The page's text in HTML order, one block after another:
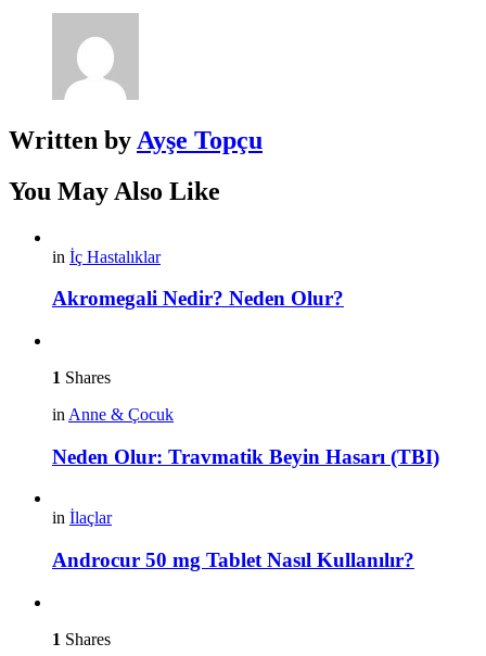
Written by Ayşe Topçu
You May Also Like
in İç Hastalıklar
Akromegali Nedir? Neden Olur?
1 Shares
in Anne & Çocuk
Neden Olur: Travmatik Beyin Hasarı (TBI)
in İlaçlar
Androcur 50 mg Tablet Nasıl Kullanılır?
1 Shares